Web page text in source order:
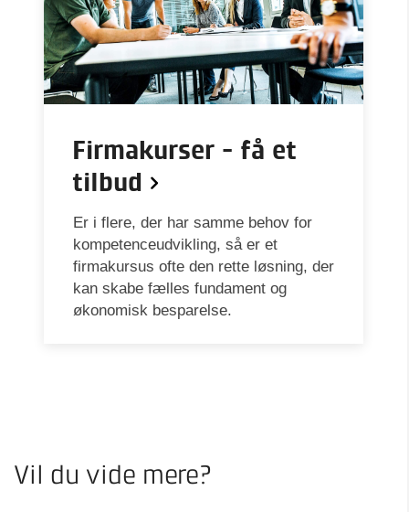
Firmakurser - få et
tilbud
Er i flere, der har samme behov for
kompetenceudvikling, så er et
firmakursus ofte den rette løsning, der
kan skabe fælles fundament og
økonomisk besparelse.
Vil du vide mere?